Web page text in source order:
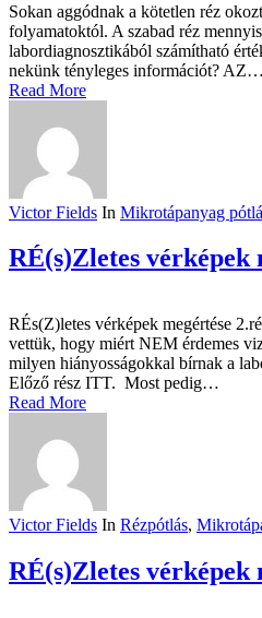
Sokan aggódnak a kötetlen réz
folyamatoktól. A szabad réz
labordiagnosztikából számítható
nekünk tényleges információt? AZ…
Read More
Victor Fields In Mikrotápanyag
RÉ(s)Zletes vérképek
RÉs(Z)letes vérképek megértése
vettük, hogy miért NEM érdemes
milyen hiányosságokkal bírnak a
Előző rész ITT. Most pedig…
Read More
Victor Fields In Rézpótlás,
RÉ(s)Zletes vérképek